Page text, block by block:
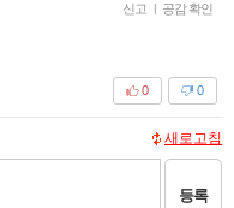
신고 | 공감 확인
0
0
새로고침
등록